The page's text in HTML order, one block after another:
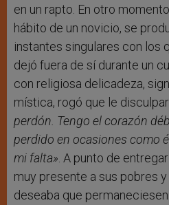
en un rapto. En otro
hábito de un novicio, se
instantes singulares con los
dejó fuera de sí durante un
con religiosa delicadeza,
mística, rogó que le
perdón. Tengo el corazón
perdido en ocasiones como
mi falta» . A punto de
muy presente a sus pobres
deseaba que